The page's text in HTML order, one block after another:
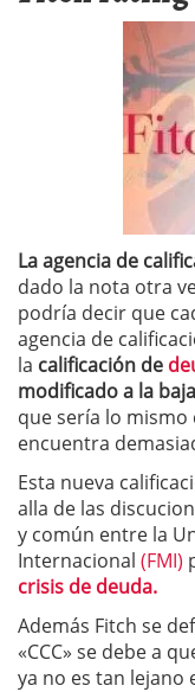
La agencia de
dado la nota otra
podría decir que
agencia de
la calificación de
modificado a la
que sería lo mismo
encuentra
Esta nueva
alla de las
y común entre la
Internacional (FMI)
crisis de deuda.
Además Fitch se
«CCC» se debe a
ya no es tan lejano